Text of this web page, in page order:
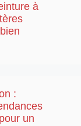
à
:
un